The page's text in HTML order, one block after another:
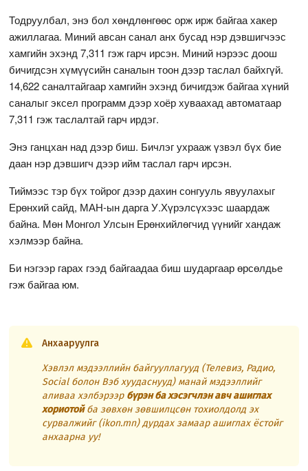
Тодруулбал, энэ бол хөндлөнгөөс орж ирж байгаа хакер
ажиллагаа. Миний авсан санал анх бусад нэр дэвшигчээс
хамгийн эхэнд 7,311 гэж гарч ирсэн. Миний нэрээс доош
бичигдсэн хүмүүсийн саналын тоон дээр таслал байхгүй.
14,622 саналтайгаар хамгийн эхэнд бичигдэж байгаа хүний
саналыг эксел программ дээр хоёр хуваахад автоматаар
7,311 гэж таслалтай гарч ирдэг.
Энэ ганцхан над дээр биш. Бичлэг ухрааж үзвэл бүх бие
даан нэр дэвшигч дээр ийм таслал гарч ирсэн.
Тиймээс тэр бүх тойрог дээр дахин сонгууль явуулахыг
Ерөнхий сайд, МАН-ын дарга У.Хүрэлсүхээс шаардаж
байна. Мөн Монгол Улсын Ерөнхийлөгчид үүнийг хандаж
хэлмээр байна.
Би нэгээр гарах гээд байгаадаа биш шударгаар өрсөлдье
гэж байгаа юм.
Анхааруулга
Хэвлэл мэдээллийн байгууллагууд (Телевиз, Радио,
Social болон Вэб хуудаснууд) манай мэдээллийг
аливаа хэлбэрээр бүрэн ба хэсэгчлэн авч ашиглах
хориотойба зөвхөн зөвшилцсөн тохиолдолд эх
сурвалжийг (ikon.mn) дурдах замаар ашиглах ёстойг
анхаарна уу!